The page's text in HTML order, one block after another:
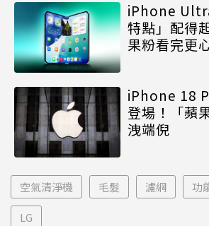
iPhone
特點」配得
果粉看完更
iPhone 18
登場！「蘋
洩端倪
空氣清淨機 毛髮 濾網 功
LG